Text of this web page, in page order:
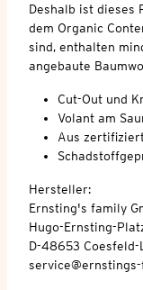
Deshalb ist dieses
dem Organic
sind, enthalten
angebaute
Cut-Out und
Volant am
Aus
Hersteller:
Ernsting's family
Hugo-Ernsting-
D-48653 Coesfeld-